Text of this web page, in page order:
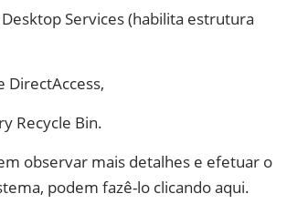
Services (habilita estrutura
DirectAccess,
Recycle Bin.
observar mais detalhes e efetuar o
podem fazê-lo clicando aqui.